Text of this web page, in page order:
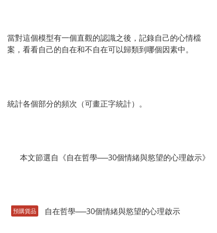
當對這個模型有一個直觀的認識之後，記錄自己的心情檔
案，看看自己的自在和不自在可以歸類到哪個因素中。
統計各個部分的頻次（可畫正字統計）。
本文節選自《自在哲學──30個情緒與慾望的心理啟示》
預購貨品